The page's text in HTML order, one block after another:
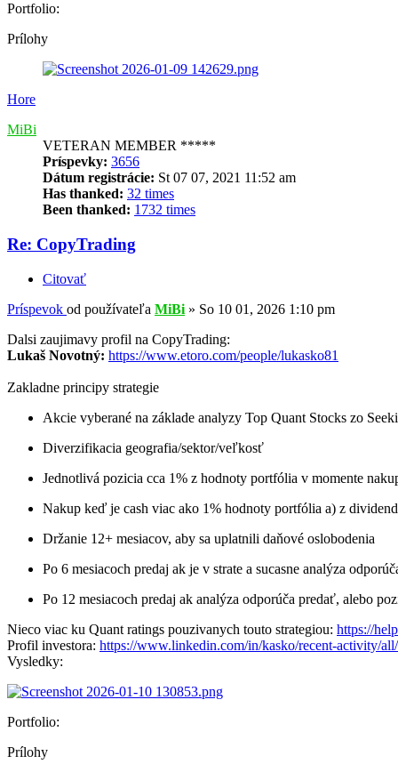
Portfolio:
Prílohy
Hore
MiBi
VETERAN MEMBER *****
Príspevky: 3656
Dátum registrácie: St 07 07, 2021 11:52 am
Has thanked: 32 times
Been thanked: 1732 times
Re: CopyTrading
Citovať
Príspevok od používateľa MiBi » So 10 01, 2026 1:10 pm
Dalsi zaujimavy profil na CopyTrading:
Lukaš Novotný: https://www.etoro.com/people/lukasko81
Zakladne principy strategie
Akcie vyberané na základe analyzy Top Quant Stocks zo
Diverzifikacia geografia/sektor/veľkosť
Jednotlivá pozicia cca 1% z hodnoty portfólia v momente
Nakup keď je cash viac ako 1% hodnoty portfólia a) z
Držanie 12+ mesiacov, aby sa uplatnili daňové oslobodenia
Po 6 mesiacoch predaj ak je v strate a sucasne analýza
Po 12 mesiacoch predaj ak analýza odporúča predať, alebo
Nieco viac ku Quant ratings pouzivanych touto strategiou: https://
Profil investora: https://www.linkedin.com/in/kasko/recent-activity/all/
Vysledky:
Portfolio:
Prílohy